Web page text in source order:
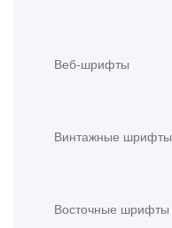
Веб-шрифты
Винтажные шрифты
Восточные шрифты